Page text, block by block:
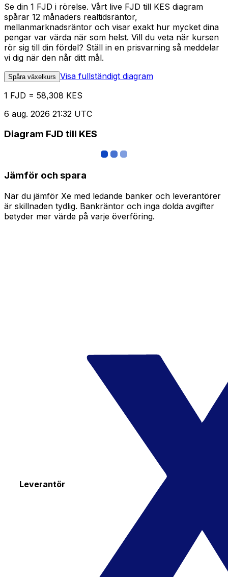
Se din 1 FJD i rörelse. Vårt live FJD till KES diagram
spårar 12 månaders realtidsräntor,
mellanmarknadsräntor och visar exakt hur mycket dina
pengar var värda när som helst. Vill du veta när kursen
rör sig till din fördel? Ställ in en prisvarning så meddelar
vi dig när den når ditt mål.
Spåra växelkurs Visa fullständigt diagram
1 FJD = 58,308 KES
6 aug. 2026 21:32 UTC
Diagram FJD till KES
Jämför och spara
När du jämför Xe med ledande banker och leverantörer
är skillnaden tydlig. Bankräntor och inga dolda avgifter
betyder mer värde på varje överföring.
Leverantör